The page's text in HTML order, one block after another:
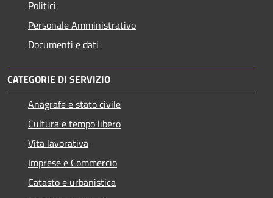
Politici
Personale Amministrativo
Documenti e dati
CATEGORIE DI SERVIZIO
Anagrafe e stato civile
Cultura e tempo libero
Vita lavorativa
Imprese e Commercio
Catasto e urbanistica